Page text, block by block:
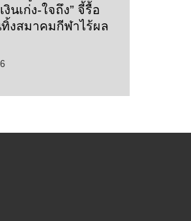
นเก่ง-ใจถึง” จี้รื้อ
งสมาคมกีฬาไร้ผล